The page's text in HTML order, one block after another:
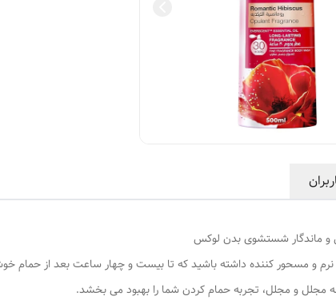
و ماندگار شستشوی بدن لوکس
و مسحور کننده داشته باشید که تا بیست و چهار ساعت بعد از حمام
و مجلل، تجربه حمام کردن شما را بهبود می بخشد.